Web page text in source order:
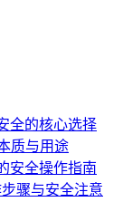
全的核心选择
质与用途
安全操作指南
骤与安全注意